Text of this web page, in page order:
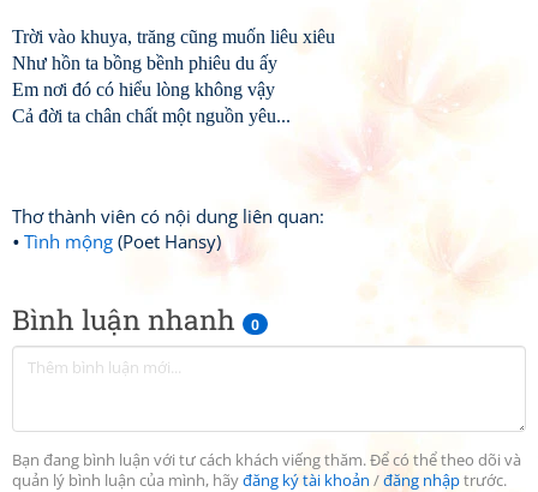
Bình luận nhanh 0
Bạn đang bình luận với tư cách khách viếng thăm. Để có thể theo dõi và
quản lý bình luận của mình, hãyđăng ký tài khoản /đăng nhậptrước.
Trời vào khuya, trăng cũng muốn liêu xiêu
Như hồn ta bồng bềnh phiêu du ấy
Em nơi đó có hiểu lòng không vậy
Cả đời ta chân chất một nguồn yêu...
Thơ thành viên có nội dung liên quan:
Tình mộng (Poet Hansy)